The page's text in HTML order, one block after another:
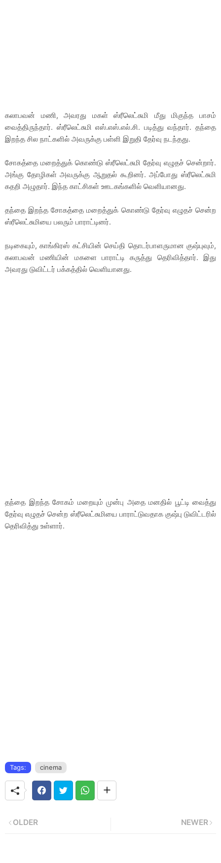
கலாபவன் மணி, அவரது மகள் ஸ்ரீலெட்சுமி மீது மிகுந்த பாசம்
வைத்திருந்தார். ஸ்ரீலெட்சுமி எஸ்.எஸ்.எல்.சி. படித்து வந்தார். தந்தை
இறந்த சில நாட்களில் அவருக்கு பள்ளி இறுதி தேர்வு நடந்தது.
சோகத்தை மறைத்துக் கொண்டு ஸ்ரீலெட்சுமி தேர்வு எழுதச் சென்றார்.
அங்கு தோழிகள் அவருக்கு ஆறுதல் கூறினர். அப்போது ஸ்ரீலெட்சுமி
கதறி அழுதார். இந்த காட்சிகள் ஊடகங்களில் வெளியானது.
தந்தை இறந்த சோகத்தை மறைத்துக் கொண்டு தேர்வு எழுதச் சென்ற
ஸ்ரீலெட்சுமியை பலரும் பாராட்டினர்.
நடிகையும், காங்கிரஸ் கட்சியின் செய்தி தொடர்பாளருமான குஷ்புவும்,
கலாபவன் மணியின் மகளை பாராட்டி கருத்து தெரிவித்தார். இது
அவரது டுவிட்டர் பக்கத்தில் வெளியானது.
தந்தை இறந்த சோகம் மறையும் முன்பு அதை மனதில் பூட்டி வைத்து
தேர்வு எழுதச் சென்ற ஸ்ரீலெட்சுமியை பாராட்டுவதாக குஷ்பு டுவிட்டரில்
தெரிவித்து உள்ளார்.
Tags: cinema
NEWER
OLDER